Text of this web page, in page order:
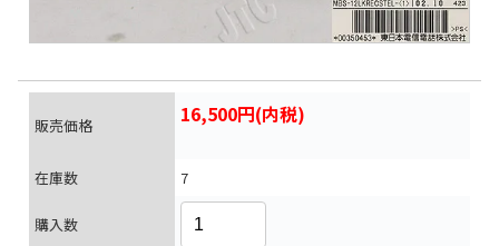
販売価格 16,500円(内税)
在庫数 7
購入数